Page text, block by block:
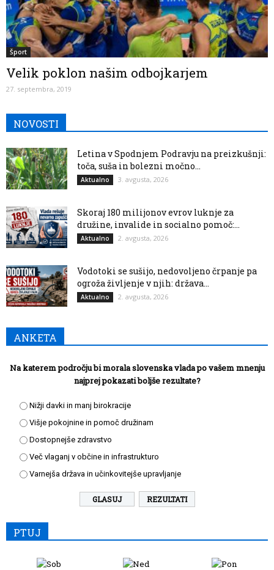
Šport
Velik poklon našim odbojkarjem
27. septembra, 2019
NOVOSTI
Letina v Spodnjem Podravju na preizkušnji:
toča, suša in bolezni močno...
Aktualno 3. avgusta, 2026
Skoraj 180 milijonov evrov luknje za
družine, invalide in socialno pomoč:...
Aktualno 2. avgusta, 2026
Vodotoki se sušijo, nedovoljeno črpanje pa
ogroža življenje v njih: država...
Aktualno 2. avgusta, 2026
ANKETA
Na katerem področju bi morala slovenska vlada po vašem mnenju
najprej pokazati boljše rezultate?
Nižji davki in manj birokracije
Višje pokojnine in pomoč družinam
Dostopnejše zdravstvo
Več vlaganj v občine in infrastrukturo
Varnejša država in učinkovitejše upravljanje
REZULTATI
PTUJ